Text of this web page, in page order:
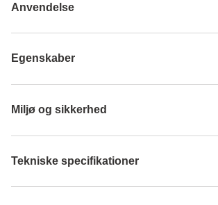
Anvendelse
Egenskaber
Miljø og sikkerhed
Tekniske specifikationer